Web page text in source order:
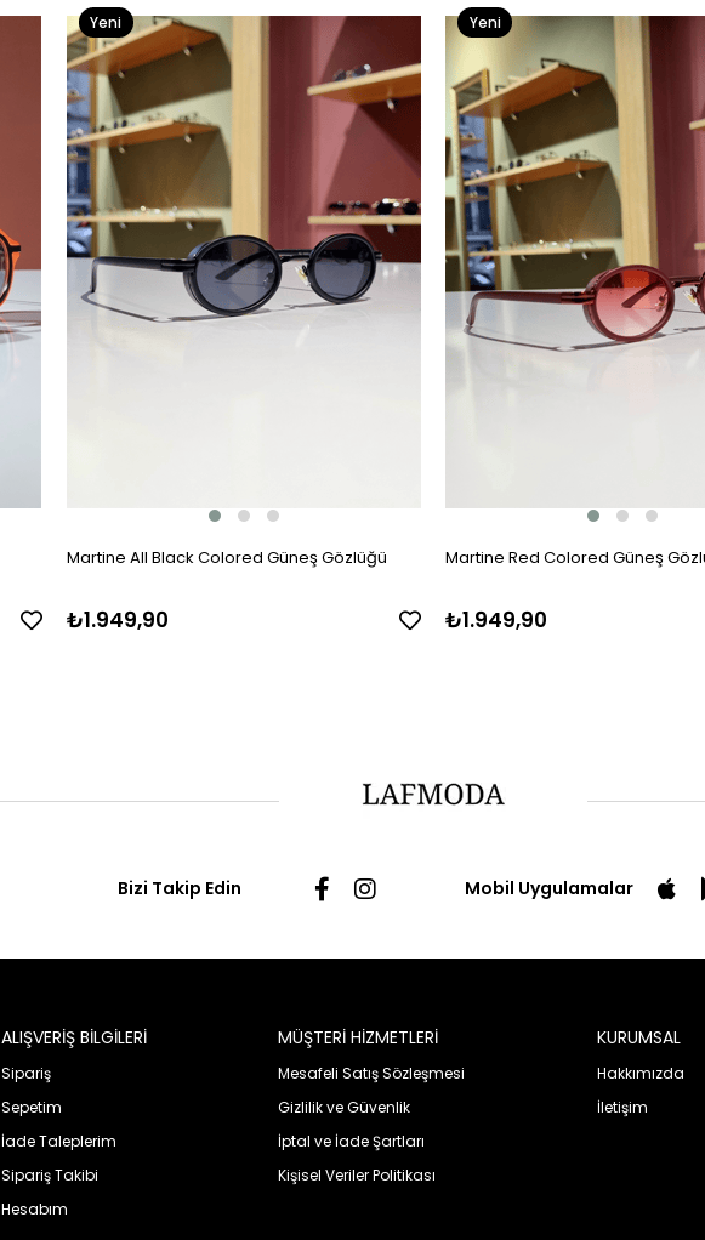
Martine All Black Colored Güneş Gözlüğü
₺1.949,90
Yeni
Ürün
Martine Red Colored Güneş
₺1.949,90
Yeni
Bizi Takip Edin Mobil Uygulamalar
ALIŞVERİŞ BİLGİLERİ
Sipariş
Sepetim
İade Taleplerim
Sipariş Takibi
Hesabım
MÜŞTERİ HİZMETLERİ
Mesafeli Satış Sözleşmesi
Gizlilik ve Güvenlik
İptal ve İade Şartları
Kişisel Veriler Politikası
KURUMSAL
Hakkımızda
İletişim